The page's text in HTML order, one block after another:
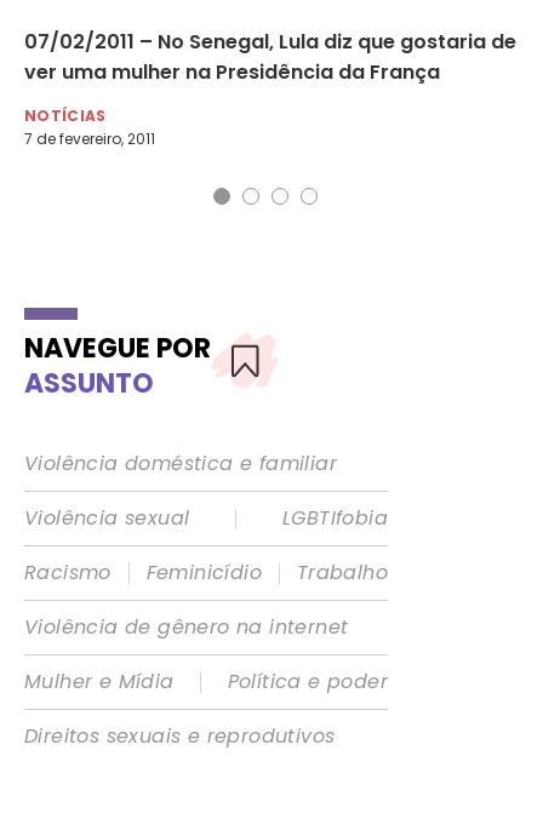
07/02/2011 – No Senegal, Lula diz que gostaria de
ver uma mulher na Presidência da França
NOTÍCIAS
7 de fevereiro, 2011
NAVEGUE POR
ASSUNTO
Violência doméstica e familiar
Violência sexual
|
LGBTIfobia
Racismo
| Feminicídio |
Trabalho
Violência de gênero na internet
Mulher e Mídia
|
Política e poder
Direitos sexuais e reprodutivos